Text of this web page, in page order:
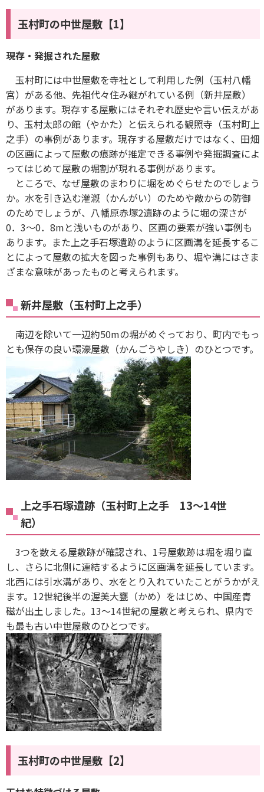
玉村町の中世屋敷【1】
現存・発掘された屋敷
玉村町には中世屋敷を寺社として利用した例（玉村八幡
宮）がある他、先祖代々住み継がれている例（新井屋敷）
があります。現存する屋敷にはそれぞれ歴史や言い伝えがあ
り、玉村太郎の館（やかた）と伝えられる観照寺（玉村町上
之手）の事例があります。現存する屋敷だけではなく、田畑
の区画によって屋敷の痕跡が推定できる事例や発掘調査によ
ってはじめて屋敷の堀割が現れる事例があります。
ところで、なぜ屋敷のまわりに堀をめぐらせたのでしょう
か。水を引き込む灌漑（かんがい）のためや敵からの防御
のためでしょうが、八幡原赤塚2遺跡のように堀の深さが
0．3～0．8mと浅いものがあり、区画の要素が強い事例も
あります。また上之手石塚遺跡のように区画溝を延長するこ
とによって屋敷の拡大を図った事例もあり、堀や溝にはさま
ざまな意味があったものと考えられます。
新井屋敷（玉村町上之手）
南辺を除いて一辺約50mの堀がめぐっており、町内でもっ
とも保存の良い環濠屋敷（かんごうやしき）のひとつです。
上之手石塚遺跡（玉村町上之手 13～14世
紀）
3つを数える屋敷跡が確認され、1号屋敷跡は堀を堀り直
し、さらに北側に連結するように区画溝を延長しています。
北西には引水溝があり、水をとり入れていたことがうかがえ
ます。12世紀後半の渥美大甕（かめ）をはじめ、中国産青
磁が出土しました。13～14世紀の屋敷と考えられ、県内で
も最も古い中世屋敷のひとつです。
玉村町の中世屋敷【2】